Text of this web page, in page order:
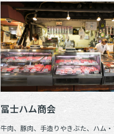
冨士ハム商会
牛肉、豚肉、手造りやきぶた、ハム